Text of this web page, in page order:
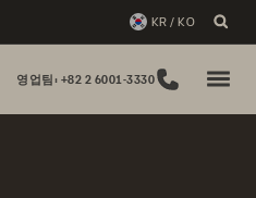
KR / KO
영업팀: +82 2 6001-3330